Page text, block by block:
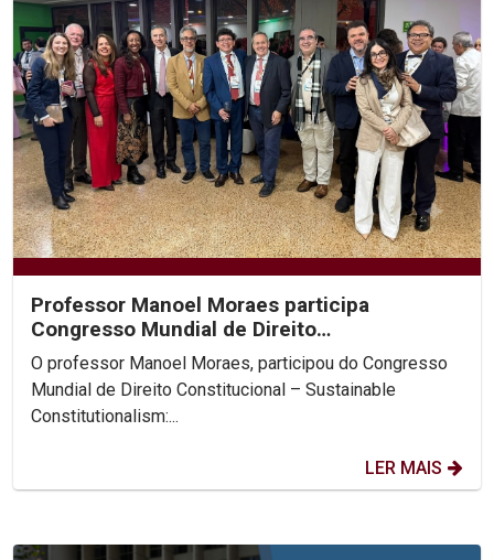
Professor Manoel Moraes participa
Congresso Mundial de Direito
Constitucional, na Colômbia.
O professor Manoel Moraes, participou do Congresso
Mundial de Direito Constitucional – Sustainable
Constitutionalism:...
LER MAIS